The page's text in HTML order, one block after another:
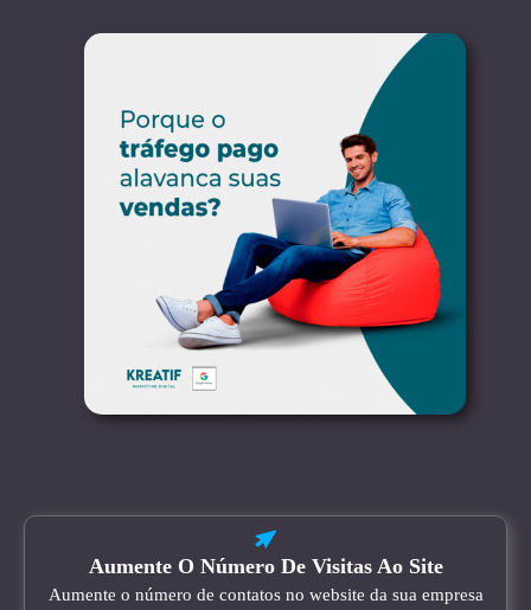
Aumente O Número De Visitas Ao Site
Aumente o número de contatos no website da sua empresa